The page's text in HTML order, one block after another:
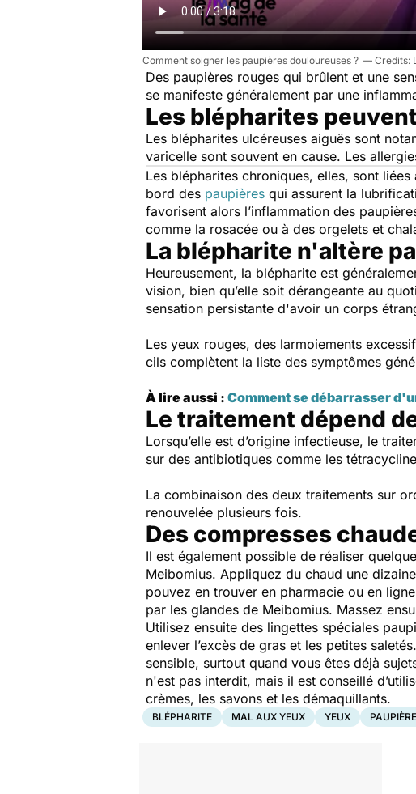
Comment soigner les paupières douloureuses ?
Des paupières rouges qui brûlent et une
se manifeste généralement par une
Les blépharites
Les blépharites ulcéreuses aiguës sont
varicelle sont souvent en cause. Les
Les blépharites chroniques, elles, sont
bord des paupières qui assurent la
favorisent alors l’inflammation des
comme la rosacée ou à des orgelets et
La blépharite n'altère
Heureusement, la blépharite est
vision, bien qu’elle soit dérangeante au
sensation persistante d'avoir un corps
Les yeux rouges, des larmoiements
cils complètent la liste des symptômes
À lire aussi : Comment se débarrasser
Le traitement dépend
Lorsqu’elle est d’origine infectieuse, le
sur des antibiotiques comme les
La combinaison des deux traitements sur
renouvelée plusieurs fois.
Des compresses
Il est également possible de réaliser
Meibomius. Appliquez du chaud une
pouvez en trouver en pharmacie ou en
par les glandes de Meibomius. Massez
Utilisez ensuite des lingettes spéciales
enlever l’excès de gras et les petites
sensible, surtout quand vous êtes déjà
n'est pas interdit, mais il est conseillé
crèmes, les savons et les démaquillants.
BLÉPHARITE MAL AUX YEUX YEUX PAUPIÈRE